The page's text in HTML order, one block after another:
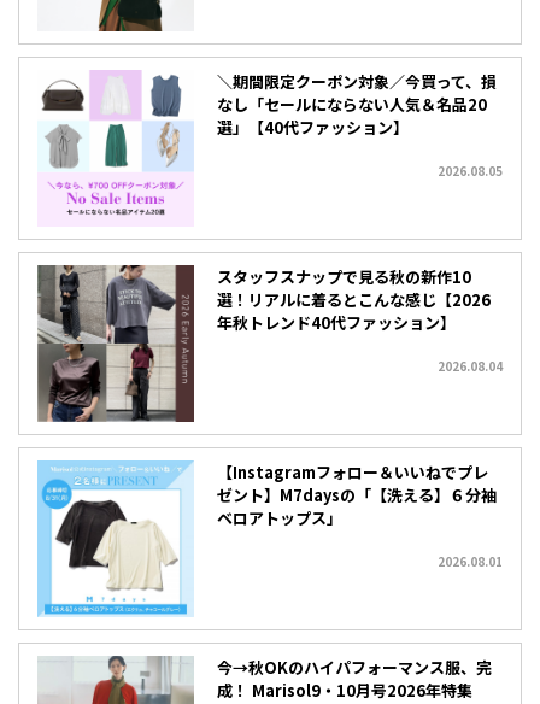
＼期間限定クーポン対象／今買って、損
なし「セールにならない人気＆名品20
選」【40代ファッション】
2026.08.05
スタッフスナップで見る秋の新作10
選！リアルに着るとこんな感じ【2026
年秋トレンド40代ファッション】
2026.08.04
【Instagramフォロー＆いいねでプレ
ゼント】M7daysの「【洗える】６分袖
ベロアトップス」
2026.08.01
今→秋OKのハイパフォーマンス服、完
成！ Marisol9・10月号2026年特集